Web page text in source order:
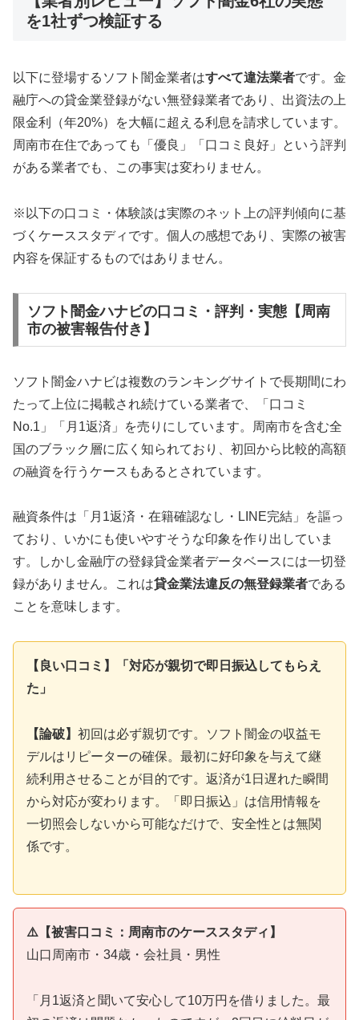
を1社ずつ検証する
以下に登場するソフト闇金業者はすべて違法業者です。金
融庁への貸金業登録がない無登録業者であり、出資法の上
限金利（年20%）を大幅に超える利息を請求しています。
周南市在住であっても「優良」「口コミ良好」という評判
がある業者でも、この事実は変わりません。
※以下の口コミ・体験談は実際のネット上の評判傾向に基
づくケーススタディです。個人の感想であり、実際の被害
内容を保証するものではありません。
ソフト闇金ハナビの口コミ・評判・実態【周南
市の被害報告付き】
ソフト闇金ハナビは複数のランキングサイトで長期間にわ
たって上位に掲載され続けている業者で、「口コミ
No.1」「月1返済」を売りにしています。周南市を含む全
国のブラック層に広く知られており、初回から比較的高額
の融資を行うケースもあるとされています。
融資条件は「月1返済・在籍確認なし・LINE完結」を謳っ
ており、いかにも使いやすそうな印象を作り出していま
す。しかし金融庁の登録貸金業者データベースには一切登
録がありません。これは貸金業法違反の無登録業者である
ことを意味します。
【良い口コミ】「対応が親切で即日振込してもらえ
た」
【論破】 初回は必ず親切です。ソフト闇金の収益モ
デルはリピーターの確保。最初に好印象を与えて継
続利用させることが目的です。返済が1日遅れた瞬間
から対応が変わります。「即日振込」は信用情報を
一切照会しないから可能なだけで、安全性とは無関
係です。
⚠️【被害口コミ：周南市のケーススタディ】
山口周南市・34歳・会社員・男性
「月1返済と聞いて安心して10万円を借りました。最